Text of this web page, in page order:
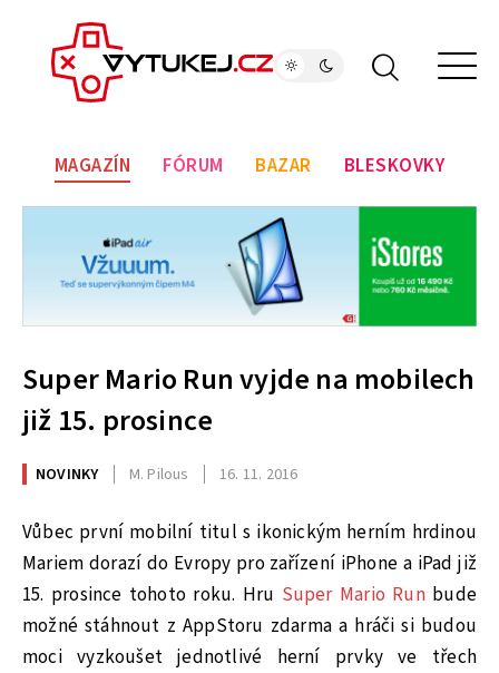
MAGAZÍN FÓRUM BAZAR BLESKOVKY
Super Mario Run vyjde na mobilech
již 15. prosince
NOVINKY M. Pilous 16. 11. 2016
Vůbec první mobilní titul s ikonickým herním hrdinou
Mariem dorazí do Evropy pro zařízení iPhone a iPad již
15. prosince tohoto roku. Hru Super Mario Runbude
možné stáhnout z AppStoru zdarma a hráči si budou
moci vyzkoušet jednotlivé herní prvky ve třech